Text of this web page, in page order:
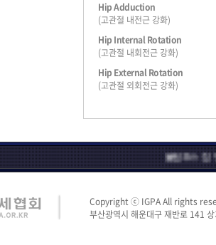
Hip Adduction
(고관절 내전근 강화)
Hip Internal Rotation
(고관절 내회전근 강화)
Hip External Rotation
(고관절 외회전근 강화)
올림푸스 짐 영산대학
Copyright ⓒ IGPA All rights
부산광역시 해운대구 재반로 141